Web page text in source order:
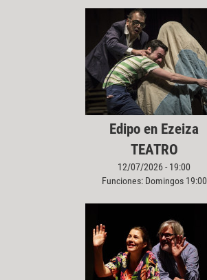
Edipo en Ezeiza
TEATRO
12/07/2026 - 19:00
Funciones: Domingos 19:00